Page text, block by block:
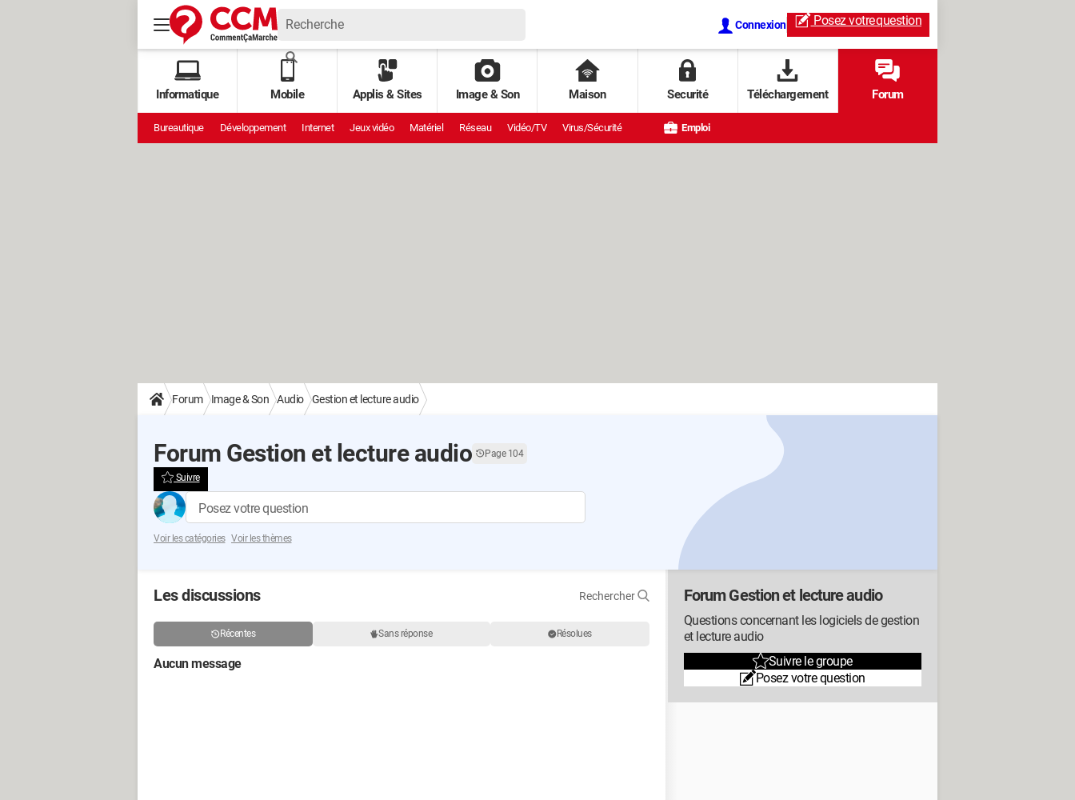
Connexion Posez votrequestion
Informatique Mobile Applis & Sites Image & Son Maison Securité Téléchargement Forum
Bureautique Développement Internet Jeux vidéo Matériel Réseau Vidéo/TV Virus/Sécurité Emploi
Forum Image & Son Audio Gestion et lecture audio
Forum Gestion et lecture audio Page 104
Suivre
Posez votre question
Voir les catégories Voir les thèmes
Les discussions Rechercher
Récentes Sans réponse Résolues
Aucun message
Forum Gestion et lecture audio
Questions concernant les logiciels de gestion
et lecture audio
Suivre le groupe
Posez votre question